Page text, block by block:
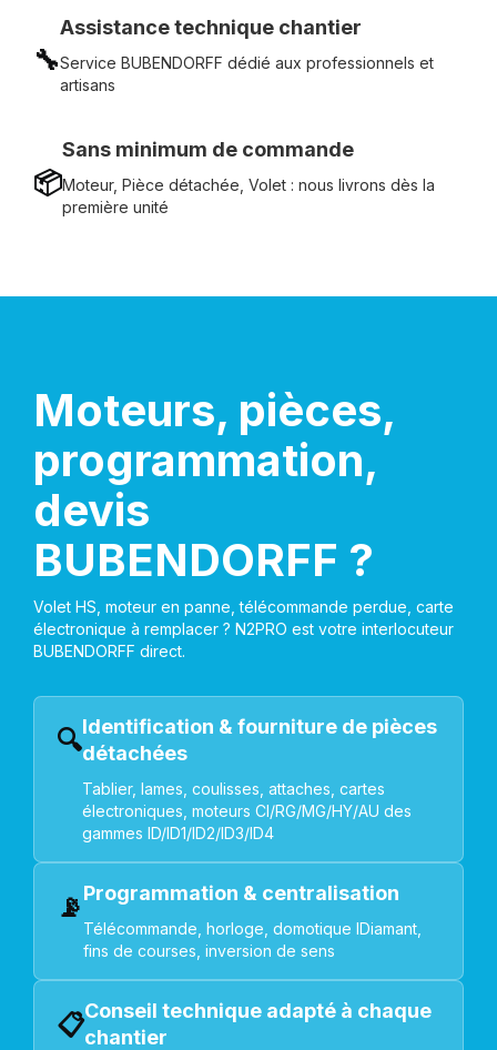
🔧
Assistance technique chantier
Service BUBENDORFF dédié aux professionnels et
artisans
📦
Sans minimum de commande
Moteur, Pièce détachée, Volet : nous livrons dès la
première unité
Moteurs, pièces,
programmation,
devis
BUBENDORFF ?
Volet HS, moteur en panne, télécommande perdue, carte
électronique à remplacer ? N2PRO est votre interlocuteur
BUBENDORFF direct.
🔍Identification & fourniture de pièces
détachées
Tablier, lames, coulisses, attaches, cartes
électroniques, moteurs CI/RG/MG/HY/AU des
gammes ID/ID1/ID2/ID3/ID4
📡Programmation & centralisation
Télécommande, horloge, domotique IDiamant,
fins de courses, inversion de sens
📋Conseil technique adapté à chaque
chantier